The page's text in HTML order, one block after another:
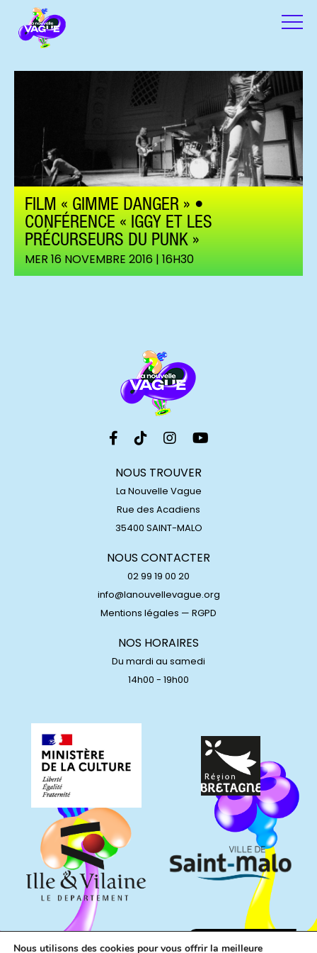
FILM « GIMME DANGER » •
CONFÉRENCE « IGGY ET LES
PRÉCURSEURS DU PUNK »
MER 16 NOVEMBRE 2016 | 16H30
NOUS TROUVER
La Nouvelle Vague
Rue des Acadiens
35400 SAINT-MALO
NOUS CONTACTER
02 99 19 00 20
info@lanouvellevague.org
Mentions légales — RGPD
NOS HORAIRES
Du mardi au samedi
14h00 - 19h00
Nous utilisons des cookies pour vous offrir la meilleure